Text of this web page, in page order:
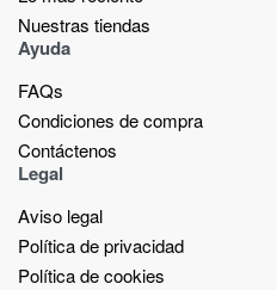
Nuestras tiendas​
Ayuda
FAQs
Condiciones de compra
Contáctenos
Legal
Aviso legal
Política de privacidad
Política de cookies